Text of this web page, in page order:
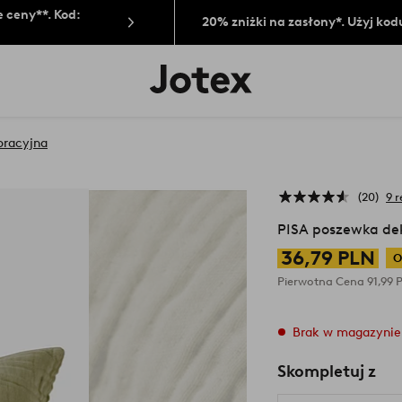
ceny**. Kod:
20% zniżki na zasłony*. Użyj
Logo
Jotex
20 9
PISA poszewka
36,79 PLN
Pierwotna Cena91,99
Brak w magazynie
Skompletuj z